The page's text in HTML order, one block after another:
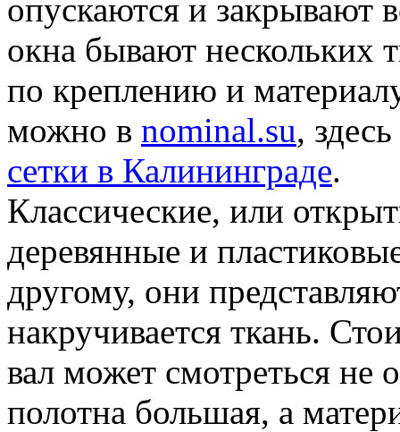
опускаются и закрывают
окна бывают нескольких
по креплению и
можно в nominal.su,
сетки в Калининграде.
Классические, или
деревянные и
другому, они
накручивается ткань.
вал может смотреться не
полотна большая, а